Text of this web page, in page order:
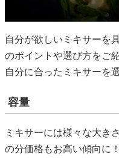
自分が欲しいミキサーを
のポイントや選び方をご
自分に合ったミキサーを
容量
ミキサーには様々な大き
の分価格もお高い傾向に！